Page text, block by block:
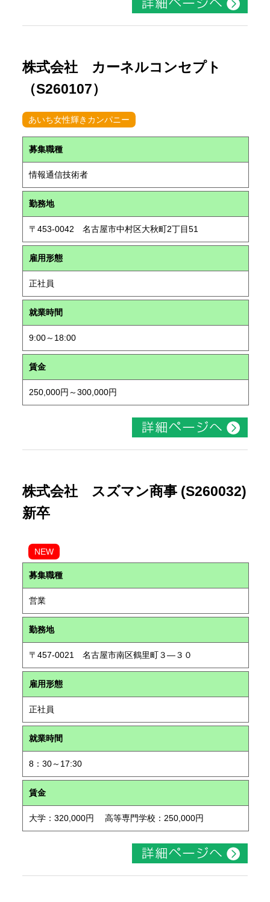
株式会社 カーネルコンセプト
（S260107）
あいち女性輝きカンパニー
募集職種
情報通信技術者
勤務地
〒453-0042 名古屋市中村区大秋町2丁目51
雇用形態
正社員
就業時間
9:00～18:00
賃金
250,000円～300,000円
株式会社 スズマン商事 (S260032)
新卒
NEW
募集職種
営業
勤務地
〒457-0021 名古屋市南区鶴里町３―３０
雇用形態
正社員
就業時間
8：30～17:30
賃金
大学：320,000円 高等専門学校：250,000円